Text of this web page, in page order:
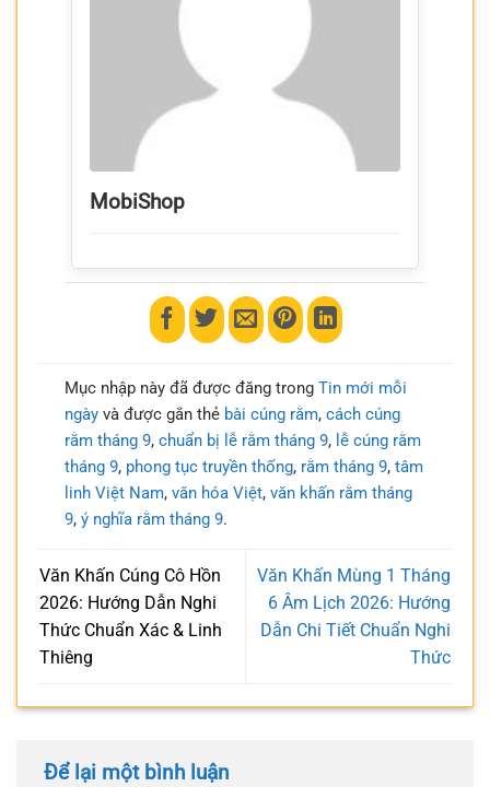
MobiShop
Mục nhập này đã được đăng trong Tin mới mỗi
ngàyvà được gắn thẻ bài cúng rằm, cách cúng
rằm tháng 9, chuẩn bị lễ rằm tháng 9, lễ cúng rằm
tháng 9, phong tục truyền thống, rằm tháng 9, tâm
linh Việt Nam, văn hóa Việt, văn khấn rằm tháng
9, ý nghĩa rằm tháng 9.
Văn Khấn Cúng Cô Hồn
2026: Hướng Dẫn Nghi
Thức Chuẩn Xác & Linh
Thiêng
Văn Khấn Mùng 1 Tháng
6 Âm Lịch 2026: Hướng
Dẫn Chi Tiết Chuẩn Nghi
Thức
Để lại một bình luận